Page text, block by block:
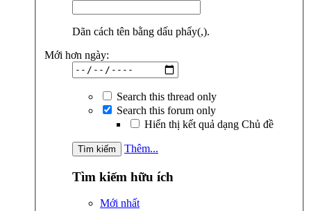
Dãn cách tên bằng dấu phẩy(,).
Mới hơn ngày:
Search this thread only
Search this forum only
Hiển thị kết quả dạng Chủ đề
Thêm...
Tìm kiếm hữu ích
Mới nhất